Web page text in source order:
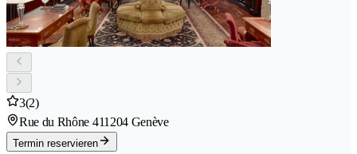
3(2)
Rue du Rhône 411204 Genève
Termin reservieren